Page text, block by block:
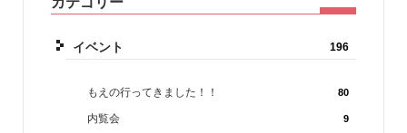
イベント 196
もえの行ってきました！！ 80
内覧会 9